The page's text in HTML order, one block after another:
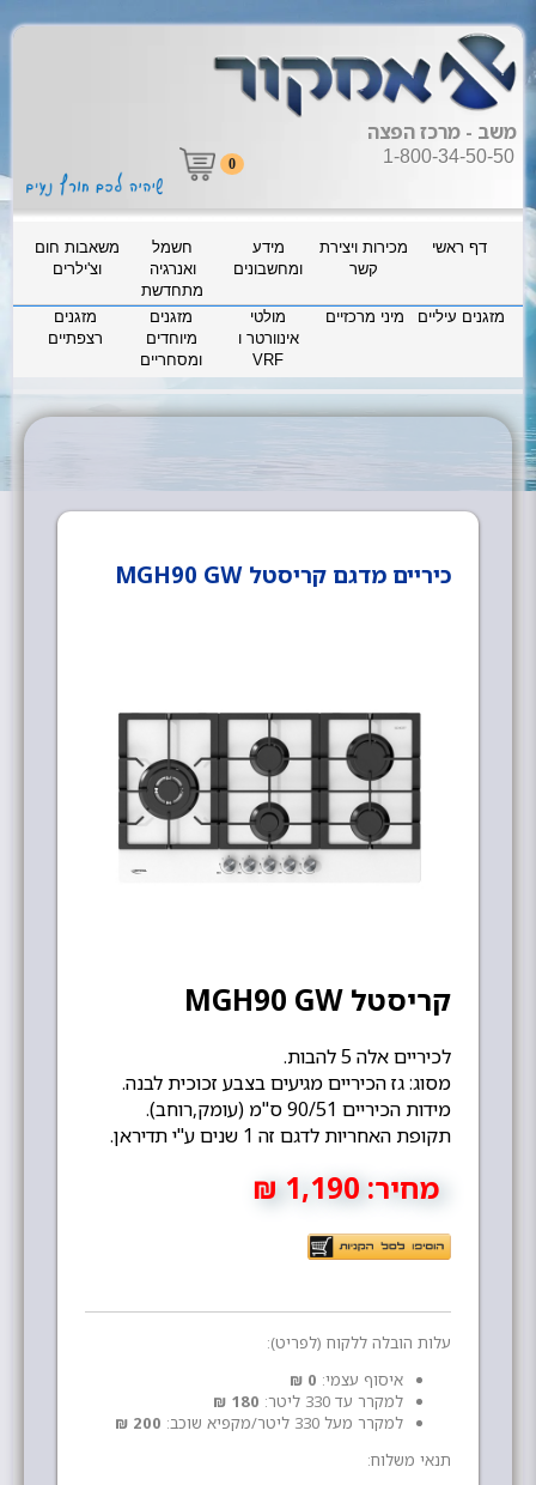
משב - מרכז הפצה
1-800-34-50-50
0
דף ראשי
מכירות ויצירת
קשר
מידע
ומחשבונים
חשמל
ואנרגיה
מתחדשת
משאבות חום
וצ'ילרים
מזגנים עיליים מיני מרכזיים
מולטי
אינוורטר ו
VRF
מזגנים
מיוחדים
ומסחריים
מזגנים
רצפתיים
כיריים מדגם קריסטל MGH90 GW
קריסטל MGH90 GW
לכיריים אלה 5 להבות.
מסוג: גז הכיריים מגיעים בצבע זכוכית לבנה.
מידות הכיריים 90/51 ס''מ (עומק,רוחב).
תקופת האחריות לדגם זה 1 שנים ע''י תדיראן.
מחיר:1,190 ₪
עלות הובלה ללקוח (לפריט):
איסוף עצמי: 0 ₪
למקרר עד 330 ליטר:
180 ₪
למקרר מעל 330 ליטר/מקפיא שוכב:
200 ₪
תנאי משלוח: